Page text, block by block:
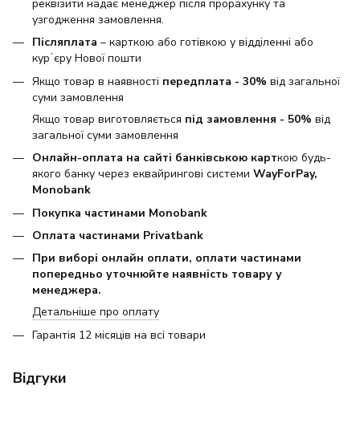
реквізити надає менеджер після прорахунку та
узгодження замовлення.
Післяплата – карткою або готівкою у відділенні або
курʼєру Нової пошти
Якщо товар в наявності передплата - 30% від загальної
суми замовлення
Якщо товар виготовляється під замовлення - 50% від
загальної суми замовлення
Онлайн-оплата на сайті банківською карткою будь-
якого банку через еквайрингові системи WayForPay,
Monobank
Покупка частинами Monobank
Оплата частинами Privatbank
При виборі онлайн оплати, оплати частинами
попередньо уточнюйте наявність товару у
менеджера.
Детальніше про оплату
Гарантія 12 місяців на всі товари
Відгуки